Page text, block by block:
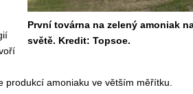
První továrna na zelený amoniak
světě. Kredit: Topsoe.
produkcí amoniaku ve větším měřítku.